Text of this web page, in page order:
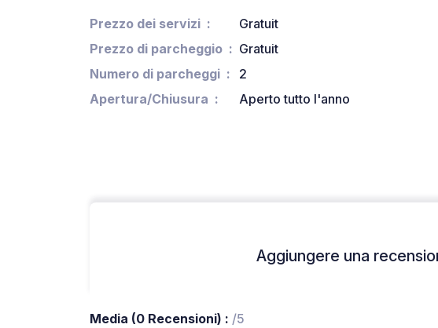
Prezzo dei servizi
Gratuit
Prezzo di parcheggio
Gratuit
Numero di parcheggi
2
Apertura/Chiusura
Aperto tutto l'anno
Aggiungere una
Media (0 Recensioni) : /5